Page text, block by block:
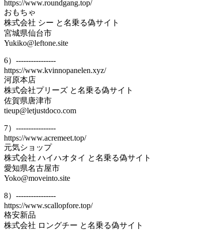
https://www.roundgang.top/
おもちゃ
株式会社 シー と名乗る偽サイト
宮城県仙台市
Yukiko@leftone.site
6）----------------
https://www.kvinnopanelen.xyz/
河原本店
株式会社プリーズ と名乗る偽サイト
佐賀県唐津市
tieup@letjustdoco.com
7）----------------
https://www.acremeet.top/
元気ショップ
株式会社 ハイハオタイ と名乗る偽サイト
愛知県名古屋市
Yoko@moveinto.site
8）----------------
https://www.scallopfore.top/
格安新品
株式会社 ロングチー と名乗る偽サイト